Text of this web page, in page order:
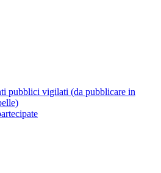
pubblici vigilati (da pubblicare in